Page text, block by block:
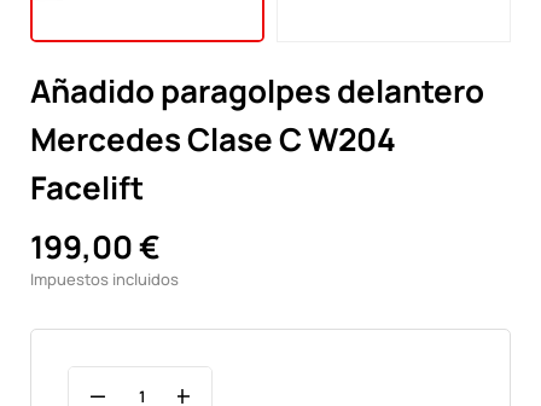
Añadido paragolpes delantero
Mercedes Clase C W204
Facelift
199,00 €
Impuestos incluidos